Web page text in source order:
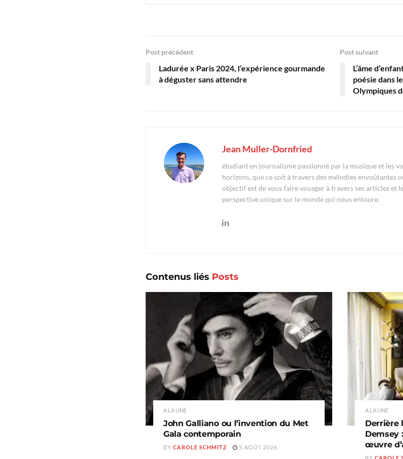
Post précédent
Ladurée x Paris 2024, l’expérience gourmande
à déguster sans attendre
Post suivant
L’âme
poésie dans
Olympiques
Jean Muller-Dornfried
étudiant en journalisme passionné par la musique et les
horizons, que ce soit à travers des mélodies envoûtantes
objectif est de vous faire voyager à travers ses articles et
perspective unique sur le monde qui nous entoure.
Contenus liés Posts
A LA UNE
John Galliano ou l’invention du Met
Gala contemporain
BY CAROLE SCHMITZ 5 AOÛT 2026
A LA UNE
Derrière
Demsey
œuvre
BY CAROLE